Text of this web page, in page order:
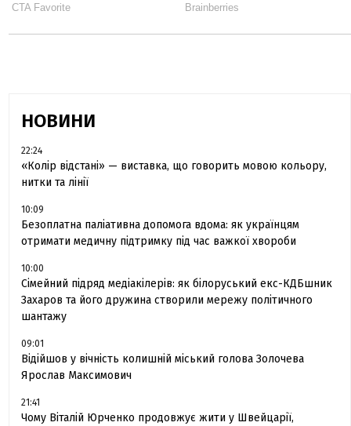
НОВИНИ
22:24
«Колір відстані» — виставка, що говорить мовою кольору,
нитки та лінії
10:09
Безоплатна паліативна допомога вдома: як українцям
отримати медичну підтримку під час важкої хвороби
10:00
Сімейний підряд медіакілерів: як білоруський екс-КДБшник
Захаров та його дружина створили мережу політичного
шантажу
09:01
Відійшов у вічність колишній міський голова Золочева
Ярослав Максимович
21:41
Чому Віталій Юрченко продовжує жити у Швейцарії,